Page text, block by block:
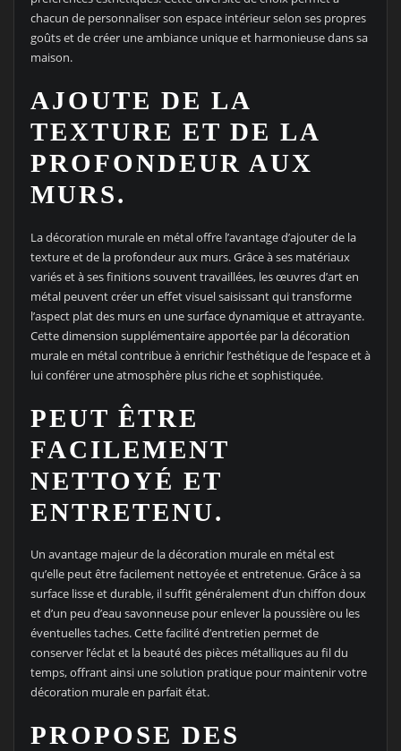
chacun de personnaliser son espace intérieur selon ses propres
goûts et de créer une ambiance unique et harmonieuse dans sa
maison.
AJOUTE DE LA
TEXTURE ET DE LA
PROFONDEUR AUX
MURS.
La décoration murale en métal offre l’avantage d’ajouter de la
texture et de la profondeur aux murs. Grâce à ses matériaux
variés et à ses finitions souvent travaillées, les œuvres d’art en
métal peuvent créer un effet visuel saisissant qui transforme
l’aspect plat des murs en une surface dynamique et attrayante.
Cette dimension supplémentaire apportée par la décoration
murale en métal contribue à enrichir l’esthétique de l’espace et à
lui conférer une atmosphère plus riche et sophistiquée.
PEUT ÊTRE
FACILEMENT
NETTOYÉ ET
ENTRETENU.
Un avantage majeur de la décoration murale en métal est
qu’elle peut être facilement nettoyée et entretenue. Grâce à sa
surface lisse et durable, il suffit généralement d’un chiffon doux
et d’un peu d’eau savonneuse pour enlever la poussière ou les
éventuelles taches. Cette facilité d’entretien permet de
conserver l’éclat et la beauté des pièces métalliques au fil du
temps, offrant ainsi une solution pratique pour maintenir votre
décoration murale en parfait état.
PROPOSE DES